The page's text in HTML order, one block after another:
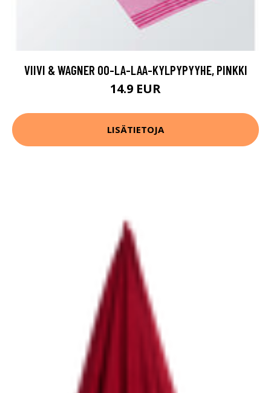
VIIVI & WAGNER OO-LA-LAA-KYLPYPYYHE, PINKKI
14.9 EUR
LISÄTIETOJA